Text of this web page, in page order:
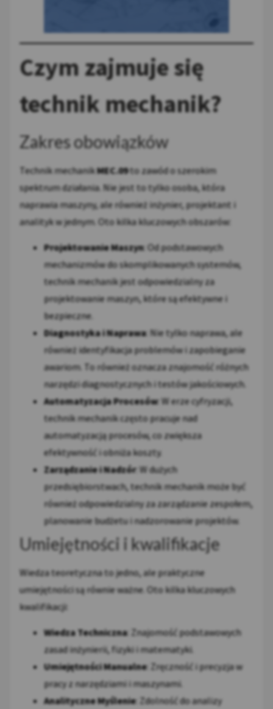
Czym zajmuje się
technik mechanik?
Zakres obowiązków
Technik mechanikMEC.09to zawód o szerokim
spektrum działania. Nie jest to tylko osoba, która
naprawia maszyny, ale również inżynier, projektant i
analityk w jednym. Oto kilka kluczowych obszarów:
Projektowanie Maszyn: Od podstawowych
mechanizmów do skomplikowanych systemów,
technik mechanik jest odpowiedzialny za
projektowanie maszyn, które są efektywne i
bezpieczne.
Diagnostyka i Naprawa: Nie tylko naprawa, ale
również identyfikacja problemów i zapobieganie
awariom. To również oznacza znajomość różnych
narzędzi diagnostycznych i testów jakościowych.
Automatyzacja Procesów: W erze cyfryzacji,
technik mechanik często pracuje nad
automatyzacją procesów, co zwiększa
efektywność i obniża koszty.
Zarządzanie i Nadzór: W dużych
przedsiębiorstwach, technik mechanik może być
również odpowiedzialny za zarządzanie zespołem,
planowanie budżetu i nadzorowanie projektów.
Umiejętności i kwalifikacje
Wiedza teoretyczna to jedno, ale praktyczne
umiejętności są równie ważne. Oto kilka kluczowych
kwalifikacji:
Wiedza Techniczna: Znajomość podstawowych
zasad inżynierii, fizyki i matematyki.
Umiejętności Manualne: Zręczność i precyzja w
pracy z narzędziami i maszynami.
Analityczne Myślenie: Zdolność do analizy